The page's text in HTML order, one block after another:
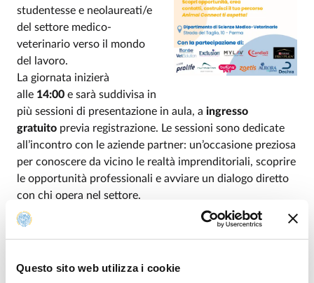
Questo sito web utilizza i cookie
studentesse e neolaureati/e
del settore medico-
veterinario verso il mondo
del lavoro.
La giornata inizierà
alle 14:00 e sarà suddivisa in
più sessioni di presentazione in aula, a ingresso
gratuito previa registrazione. Le sessioni sono dedicate
all’incontro con le aziende partner: un’occasione preziosa
per conoscere da vicino le realtà imprenditoriali, scoprire
le opportunità professionali e avviare un dialogo diretto
con chi opera nel settore.
A seguire, dalle
in poi, si terrà laNetworking
Dinner
all'interno del
conviviale aperto non solo alla comunità studentesca,